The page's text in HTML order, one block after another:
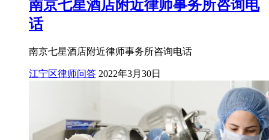
南京七星酒店附近律师事务所咨询电
话
南京七星酒店附近律师事务所咨询电话
江宁区律师问答 2022年3月30日